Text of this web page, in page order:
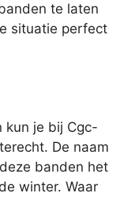
te laten
situatie perfect
kun je bij Cgc-
De naam
banden het
winter. Waar